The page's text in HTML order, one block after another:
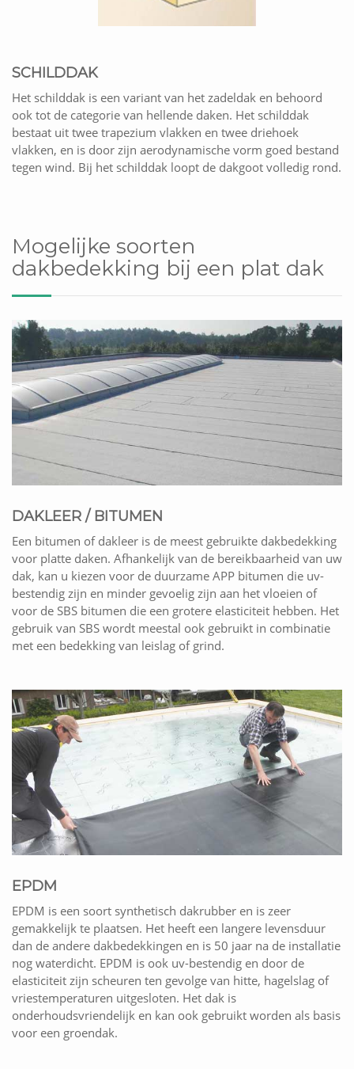
SCHILDDAK
Het schilddak is een variant van het zadeldak en behoord
ook tot de categorie van hellende daken. Het schilddak
bestaat uit twee trapezium vlakken en twee driehoek
vlakken, en is door zijn aerodynamische vorm goed bestand
tegen wind. Bij het schilddak loopt de dakgoot volledig rond.
Mogelijke soorten
dakbedekking bij een plat dak
DAKLEER / BITUMEN
Een bitumen of dakleer is de meest gebruikte dakbedekking
voor platte daken. Afhankelijk van de bereikbaarheid van uw
dak, kan u kiezen voor de duurzame APP bitumen die uv-
bestendig zijn en minder gevoelig zijn aan het vloeien of
voor de SBS bitumen die een grotere elasticiteit hebben. Het
gebruik van SBS wordt meestal ook gebruikt in combinatie
met een bedekking van leislag of grind.
EPDM
EPDM is een soort synthetisch dakrubber en is zeer
gemakkelijk te plaatsen. Het heeft een langere levensduur
dan de andere dakbedekkingen en is 50 jaar na de installatie
nog waterdicht. EPDM is ook uv-bestendig en door de
elasticiteit zijn scheuren ten gevolge van hitte, hagelslag of
vriestemperaturen uitgesloten. Het dak is
onderhoudsvriendelijk en kan ook gebruikt worden als basis
voor een groendak.